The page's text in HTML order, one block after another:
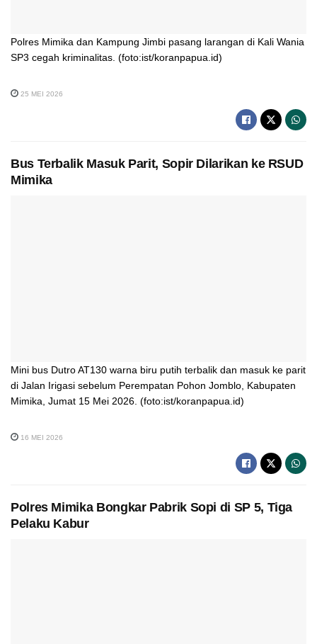
Polres Mimika dan Kampung Jimbi pasang larangan di Kali Wania
SP3 cegah kriminalitas. (foto:ist/koranpapua.id)
25 MEI 2026
Bus Terbalik Masuk Parit, Sopir Dilarikan ke RSUD
Mimika
Mini bus Dutro AT130 warna biru putih terbalik dan masuk ke parit
di Jalan Irigasi sebelum Perempatan Pohon Jomblo, Kabupaten
Mimika, Jumat 15 Mei 2026. (foto:ist/koranpapua.id)
16 MEI 2026
Polres Mimika Bongkar Pabrik Sopi di SP 5, Tiga
Pelaku Kabur